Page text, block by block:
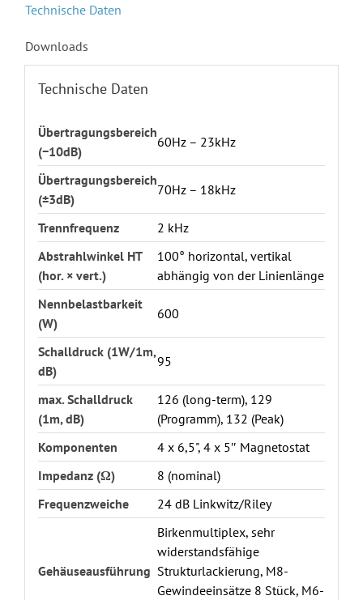
Technische Daten
Downloads
Technische Daten
Übertragungsbereich
(−10dB)
60Hz – 23kHz
Übertragungsbereich
(±3dB)
70Hz – 18kHz
Trennfrequenz
2 kHz
Abstrahlwinkel HT
(hor. × vert.)
100° horizontal, vertikal
abhängig von der Linienlänge
Nennbelastbarkeit
(W)
600
Schalldruck (1W/1m,
dB)
95
max. Schalldruck
(1m, dB)
126 (long-term), 129
(Programm), 132 (Peak)
Komponenten
4 x 6,5", 4 x 5″ Magnetostat
Impedanz (Ω)
8 (nominal)
Frequenzweiche
24 dB Linkwitz/Riley
Gehäuseausführung
Birkenmultiplex, sehr
widerstandsfähige
Strukturlackierung, M8-
Gewindeeinsätze 8 Stück, M6-